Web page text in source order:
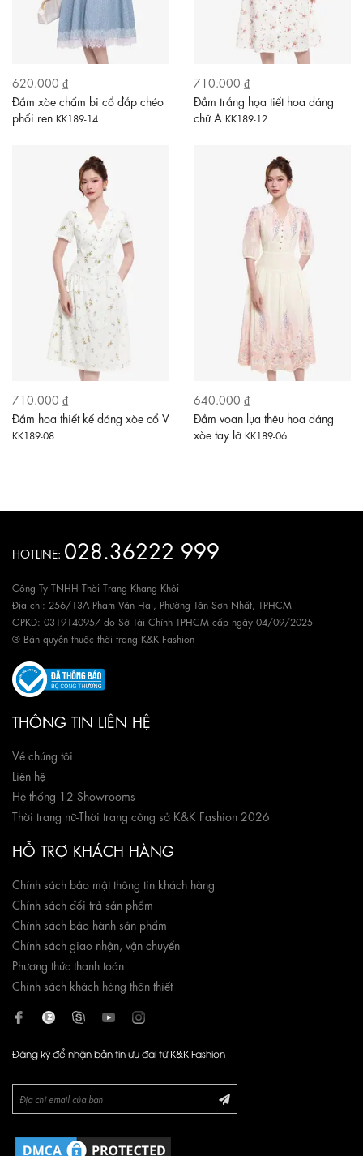
620.000 ₫
Đầm xòe chấm bi cổ đắp chéo
phối ren KK189-14
710.000 ₫
Đầm trắng họa tiết hoa dáng
chữ A KK189-12
710.000 ₫
Đầm hoa thiết kế dáng xòe cổ V
KK189-08
640.000 ₫
Đầm voan lụa thêu hoa dáng
xòe tay lỡ KK189-06
HOTLINE: 028.36222 999
Công Ty TNHH Thời Trang Khang Khôi
Địa chỉ: 256/13A Phạm Văn Hai, Phường Tân Sơn Nhất, TPHCM
GPKD: 0319140957 do Sở Tài Chính TPHCM cấp ngày 04/09/2025
® Bản quyền thuộc thời trang K&K Fashion
THÔNG TIN LIÊN HỆ
Về chúng tôi
Liên hệ
Hệ thống 12 Showrooms
Thời trang nữ-Thời trang công sở K&K Fashion 2026
HỖ TRỢ KHÁCH HÀNG
Chính sách bảo mật thông tin khách hàng
Chính sách đổi trả sản phẩm
Chính sách bảo hành sản phẩm
Chính sách giao nhận, vận chuyển
Phương thức thanh toán
Chính sách khách hàng thân thiết
Đăng ký để nhận bản tin ưu đãi từ K&K Fashion